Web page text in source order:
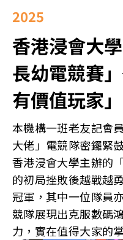
2025
香港浸會大
長幼電競賽
有價值玩家」
本機構一班老友記會
大佬」電競隊密鑼緊
香港浸會大學主辦的
的初局挫敗後越戰越
冠軍，其中一位隊員
競隊展現出克服數碼
力，實在值得大家的